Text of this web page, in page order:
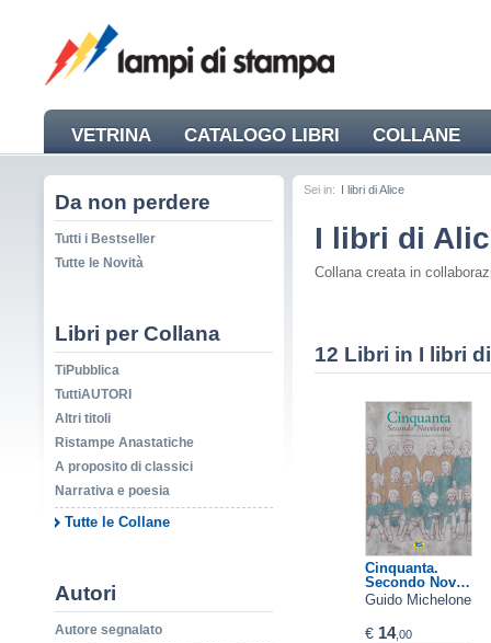
VETRINA CATALOGO LIBRI COLLANE
NEWS
Da non perdere
Tutti i Bestseller
Tutte le Novità
Libri per Collana
TiPubblica
TuttiAUTORI
Altri titoli
Ristampe Anastatiche
A proposito di classici
Narrativa e poesia
Tutte le Collane
Autori
Autore segnalato
Sei in: I libri di Alice
I libri di
Collana creata in
12 Libri in I libri
Cinquanta.
Secondo Nov…
Guido Michelone
€ 14,00